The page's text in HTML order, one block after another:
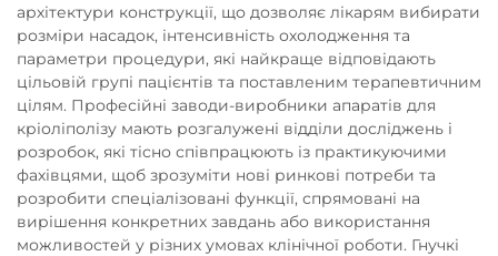
архітектури конструкції, що дозволяє лікарям вибирати
розміри насадок, інтенсивність охолодження та
параметри процедури, які найкраще відповідають
цільовій групі пацієнтів та поставленим терапевтичним
цілям. Професійні заводи-виробники апаратів для
кріоліполізу мають розгалужені відділи досліджень і
розробок, які тісно співпрацюють із практикуючими
фахівцями, щоб зрозуміти нові ринкові потреби та
розробити спеціалізовані функції, спрямовані на
вирішення конкретних завдань або використання
можливостей у різних умовах клінічної роботи. Гнучкі